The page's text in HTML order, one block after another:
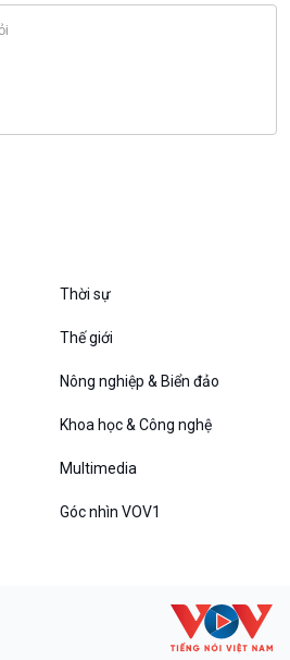
Multimedia
Góc nhìn VOV1
10 phút Sự kiện - Luận bàn
Câu chuyện thời sự
Đối thoại
Chuyện đêm
Thời sự
Thế giới
Nông nghiệp & Biển đảo
Khoa học & Công nghệ
Multimedia
Góc nhìn VOV1